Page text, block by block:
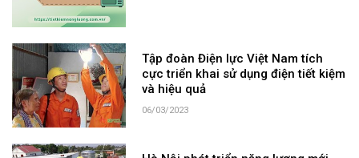
Tập đoàn Điện lực Việt Nam tích
cực triển khai sử dụng điện tiết kiệm
và hiệu quả
06/03/2023